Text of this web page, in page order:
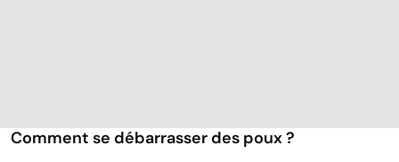
Comment se débarrasser des poux ?